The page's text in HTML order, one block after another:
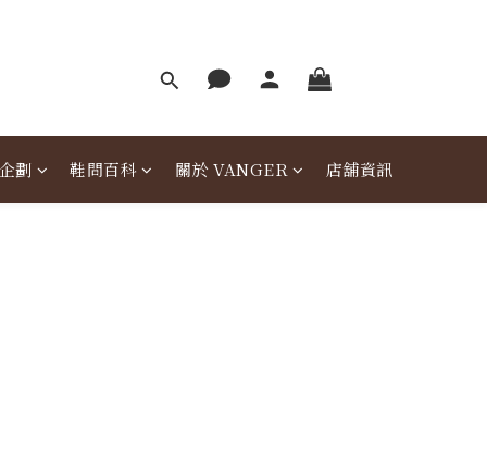
劃 鞋問百科 關於 VANGER 店舖資訊